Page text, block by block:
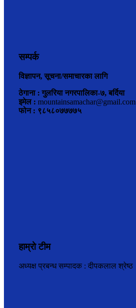
सम्पर्क
विज्ञापन, सूचना/समाचारका लागि
ठेगाना : गुलरिया नगरपालिका-७, बर्दिया
इमेल : mountainsamachar@gmail.com
फोन : ९८५८०७७७७५
हाम्रो टीम
अध्यक्ष प्रबन्ध सम्पादक : दीपकलाल श्रेष्ठ